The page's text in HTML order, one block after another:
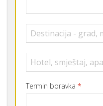
Termin boravka *